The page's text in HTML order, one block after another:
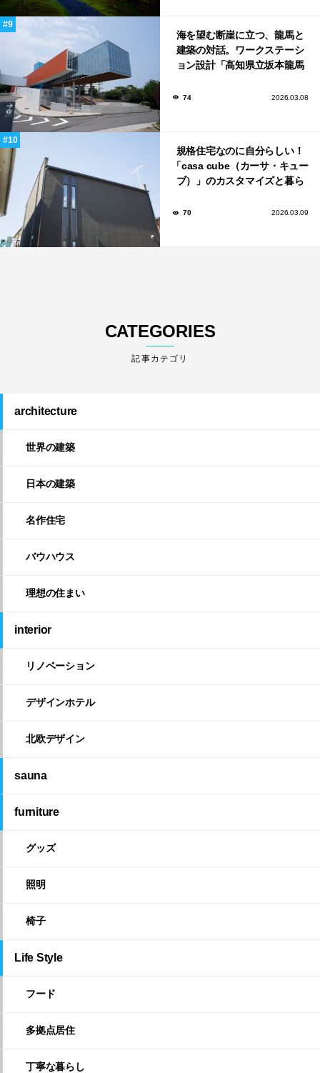
海を望む断崖に立つ、龍馬と
建築の対話。ワークステーシ
ョン設計「高知県立坂本龍馬
74 2026.03.08
規格住宅なのに自分らしい！
「casa cube（カーサ・キュー
ブ）」のカスタマイズと暮ら
70 2026.03.09
CATEGORIES
architecture
世界の建築
日本の建築
名作住宅
バウハウス
理想の住まい
interior
リノベーション
デザインホテル
北欧デザイン
sauna
furniture
グッズ
照明
椅子
Life Style
フード
多拠点居住
丁寧な暮らし